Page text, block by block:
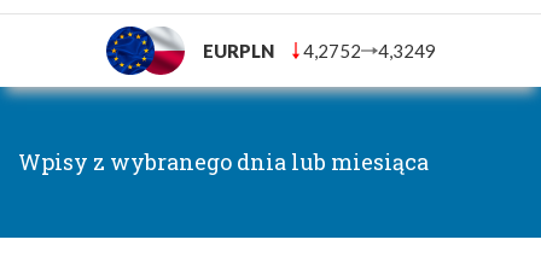
EURPLN 4,2752 4,3249
Wpisy z wybranego dnia lub miesiąca